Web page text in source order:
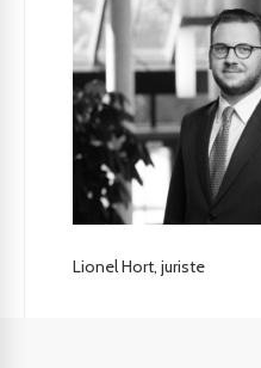
Lionel Hort, juriste